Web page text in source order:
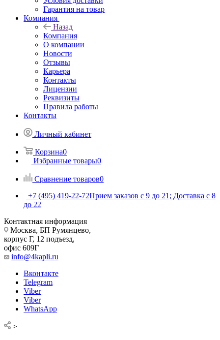
Гарантия на товар
Компания
Назад
Компания
О компании
Новости
Отзывы
Карьера
Контакты
Лицензии
Реквизиты
Правила работы
Контакты
Личный кабинет
Корзина0
Избранные товары0
Сравнение товаров0
+7 (495) 419-22-72Прием заказов с 9 до 21; Доставка с 8
до 22
Контактная информация
Москва, БП Румянцево,
корпус Г, 12 подъезд,
офис 609Г
info@4kapli.ru
Вконтакте
Telegram
Viber
Viber
WhatsApp
>